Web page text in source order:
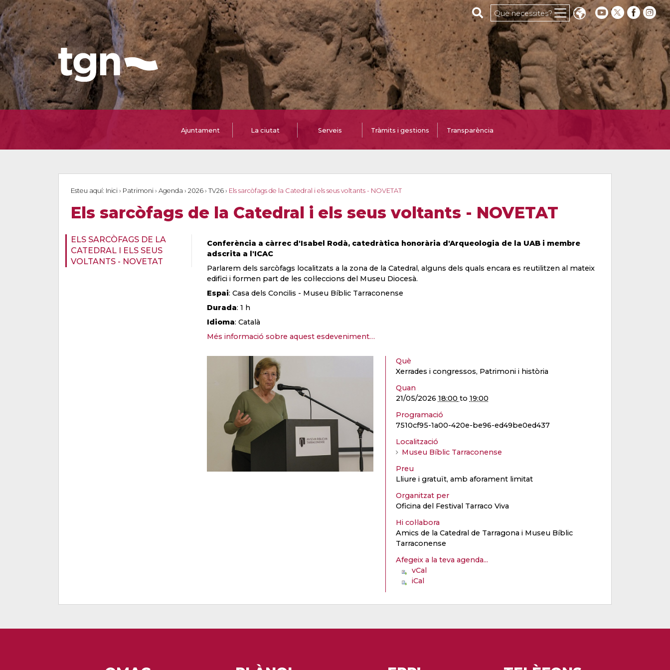
Cerca al web
Què necessites?
Ajuntament La ciutat Serveis Tràmits i gestions Transparència
Esteu aquí: Inici › Patrimoni › Agenda › 2026 › TV26 › Els sarcòfags de la Catedral i els seus voltants - NOVETAT
Els sarcòfags de la Catedral i els seus voltants - NOVETAT
ELS SARCÒFAGS DE LA
CATEDRAL I ELS SEUS
VOLTANTS - NOVETAT
Conferència a càrrec d'Isabel Rodà, catedràtica honorària d'Arqueologia de la UAB i membre
adscrita a l'ICAC
Parlarem dels sarcòfags localitzats a la zona de la Catedral, alguns dels quals encara es reutilitzen al mateix
edifici i formen part de les col·leccions del Museu Diocesà.
Espai: Casa dels Concilis - Museu Bíblic Tarraconense
Durada: 1 h
Idioma: Català
Més informació sobre aquest esdeveniment…
Què
Xerrades i congressos, Patrimoni i història
Quan
21/05/2026 18:00 to 19:00
Programació
7510cf95-1a00-420e-be96-ed49be0ed437
Localització
Museu Bíblic Tarraconense
Preu
Lliure i gratuït, amb aforament limitat
Organitzat per
Oficina del Festival Tarraco Viva
Hi col·labora
Amics de la Catedral de Tarragona i Museu Bíblic
Tarraconense
Afegeix a la teva agenda...
vCal
iCal